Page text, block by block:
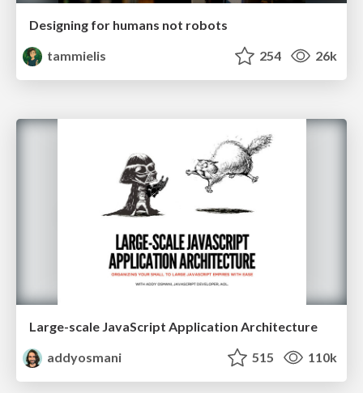
Designing for humans not robots
tammielis
254 26k
Large-scale JavaScript Application Architecture
addyosmani
515 110k